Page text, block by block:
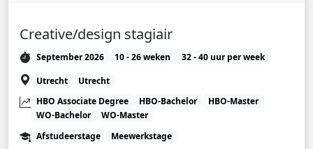
Creative/design stagiair
September 2026 10 - 26 weken
32 - 40 uur per week
Utrecht
Utrecht
HBO Associate Degree
HBO-Bachelor
HBO-Master
WO-Bachelor
WO-Master
Afstudeerstage
Meewerkstage